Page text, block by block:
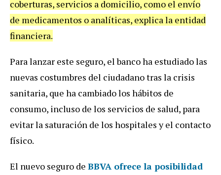
coberturas, servicios a domicilio, como el envío
de medicamentos o analíticas, explica la entidad
financiera.
Para lanzar este seguro, el banco ha estudiado las
nuevas costumbres del ciudadano tras la crisis
sanitaria, que ha cambiado los hábitos de
consumo, incluso de los servicios de salud, para
evitar la saturación de los hospitales y el contacto
físico.
El nuevo seguro de BBVA ofrece la posibilidad